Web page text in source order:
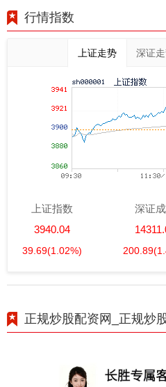
行情指数
上证走势 深证
上证指数
3940.04
39.69(1.02%)
深证
200.89
正规炒股配资网_正规炒